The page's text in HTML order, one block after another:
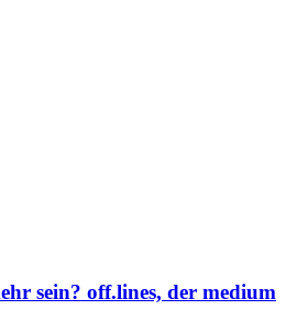
sein? off.lines, der medium